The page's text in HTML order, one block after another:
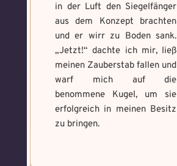
in der Luft den Siegelfänger
aus dem Konzept brachten
und er wirr zu Boden sank.
„Jetzt!“ dachte ich mir, ließ
meinen Zauberstab fallen und
warf mich auf die
benommene Kugel, um sie
erfolgreich in meinen Besitz
zu bringen.